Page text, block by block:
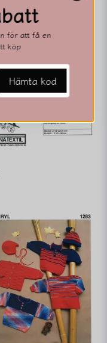
för att få en
köp
Hämta kod